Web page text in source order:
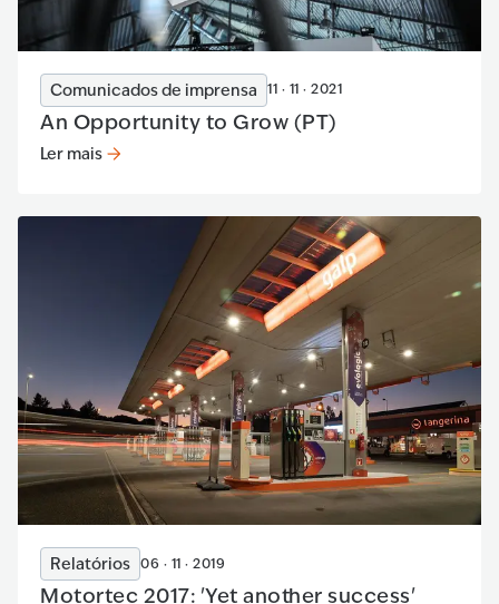
Comunicados de imprensa 11 · 11 · 2021
An Opportunity to Grow (PT)
Ler mais
Ler mais:An Opportunity to Grow (PT)
Relatórios 06 · 11 · 2019
Motortec 2017: 'Yet another success'